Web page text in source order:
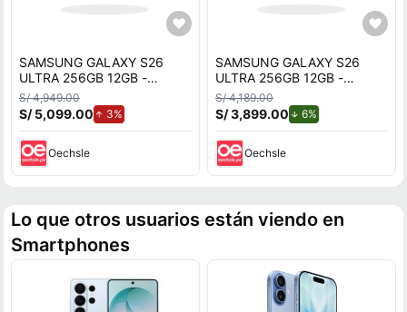
SAMSUNG GALAXY S26
ULTRA 256GB 12GB -
CELESTE
S/ 4,949.00
S/ 5,099.00 3%
Oechsle
SAMSUNG GALAXY S26
ULTRA 256GB 12GB -
CELESTE
S/ 4,189.00
S/ 3,899.00 6%de descuento.
Oechsle
Lo que otros usuarios están viendo en
Smartphones